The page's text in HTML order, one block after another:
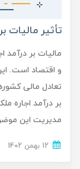
تأثیر مالیات
مالیات بر درآمد
و اقتصاد است.
تعادل مالی
بر درآمد اجاره
مدیریت این